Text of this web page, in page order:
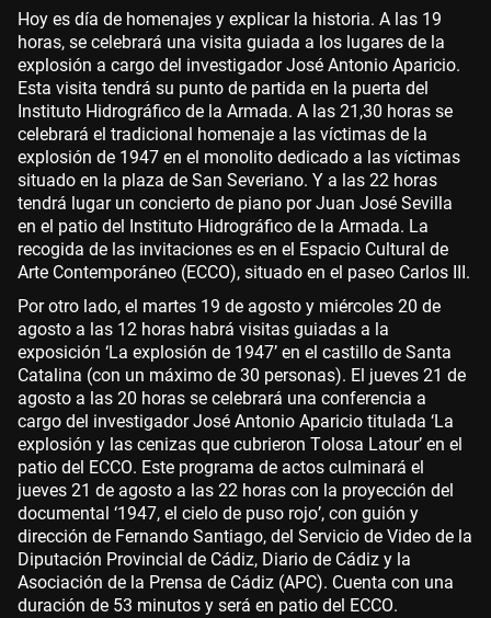
Hoy es día de homenajes y explicar la historia. A las 19
horas, se celebrará una visita guiada a los lugares de la
explosión a cargo del investigador José Antonio Aparicio.
Esta visita tendrá su punto de partida en la puerta del
Instituto Hidrográfico de la Armada. A las 21,30 horas se
celebrará el tradicional homenaje a las víctimas de la
explosión de 1947 en el monolito dedicado a las víctimas
situado en la plaza de San Severiano. Y a las 22 horas
tendrá lugar un concierto de piano por Juan José Sevilla
en el patio del Instituto Hidrográfico de la Armada. La
recogida de las invitaciones es en el Espacio Cultural de
Arte Contemporáneo (ECCO), situado en el paseo Carlos III.
Por otro lado, el martes 19 de agosto y miércoles 20 de
agosto a las 12 horas habrá visitas guiadas a la
exposición ‘La explosión de 1947’ en el castillo de Santa
Catalina (con un máximo de 30 personas). El jueves 21 de
agosto a las 20 horas se celebrará una conferencia a
cargo del investigador José Antonio Aparicio titulada ‘La
explosión y las cenizas que cubrieron Tolosa Latour’ en el
patio del ECCO. Este programa de actos culminará el
jueves 21 de agosto a las 22 horas con la proyección del
documental ‘1947, el cielo de puso rojo’, con guión y
dirección de Fernando Santiago, del Servicio de Video de la
Diputación Provincial de Cádiz, Diario de Cádiz y la
Asociación de la Prensa de Cádiz (APC). Cuenta con una
duración de 53 minutos y será en patio del ECCO.